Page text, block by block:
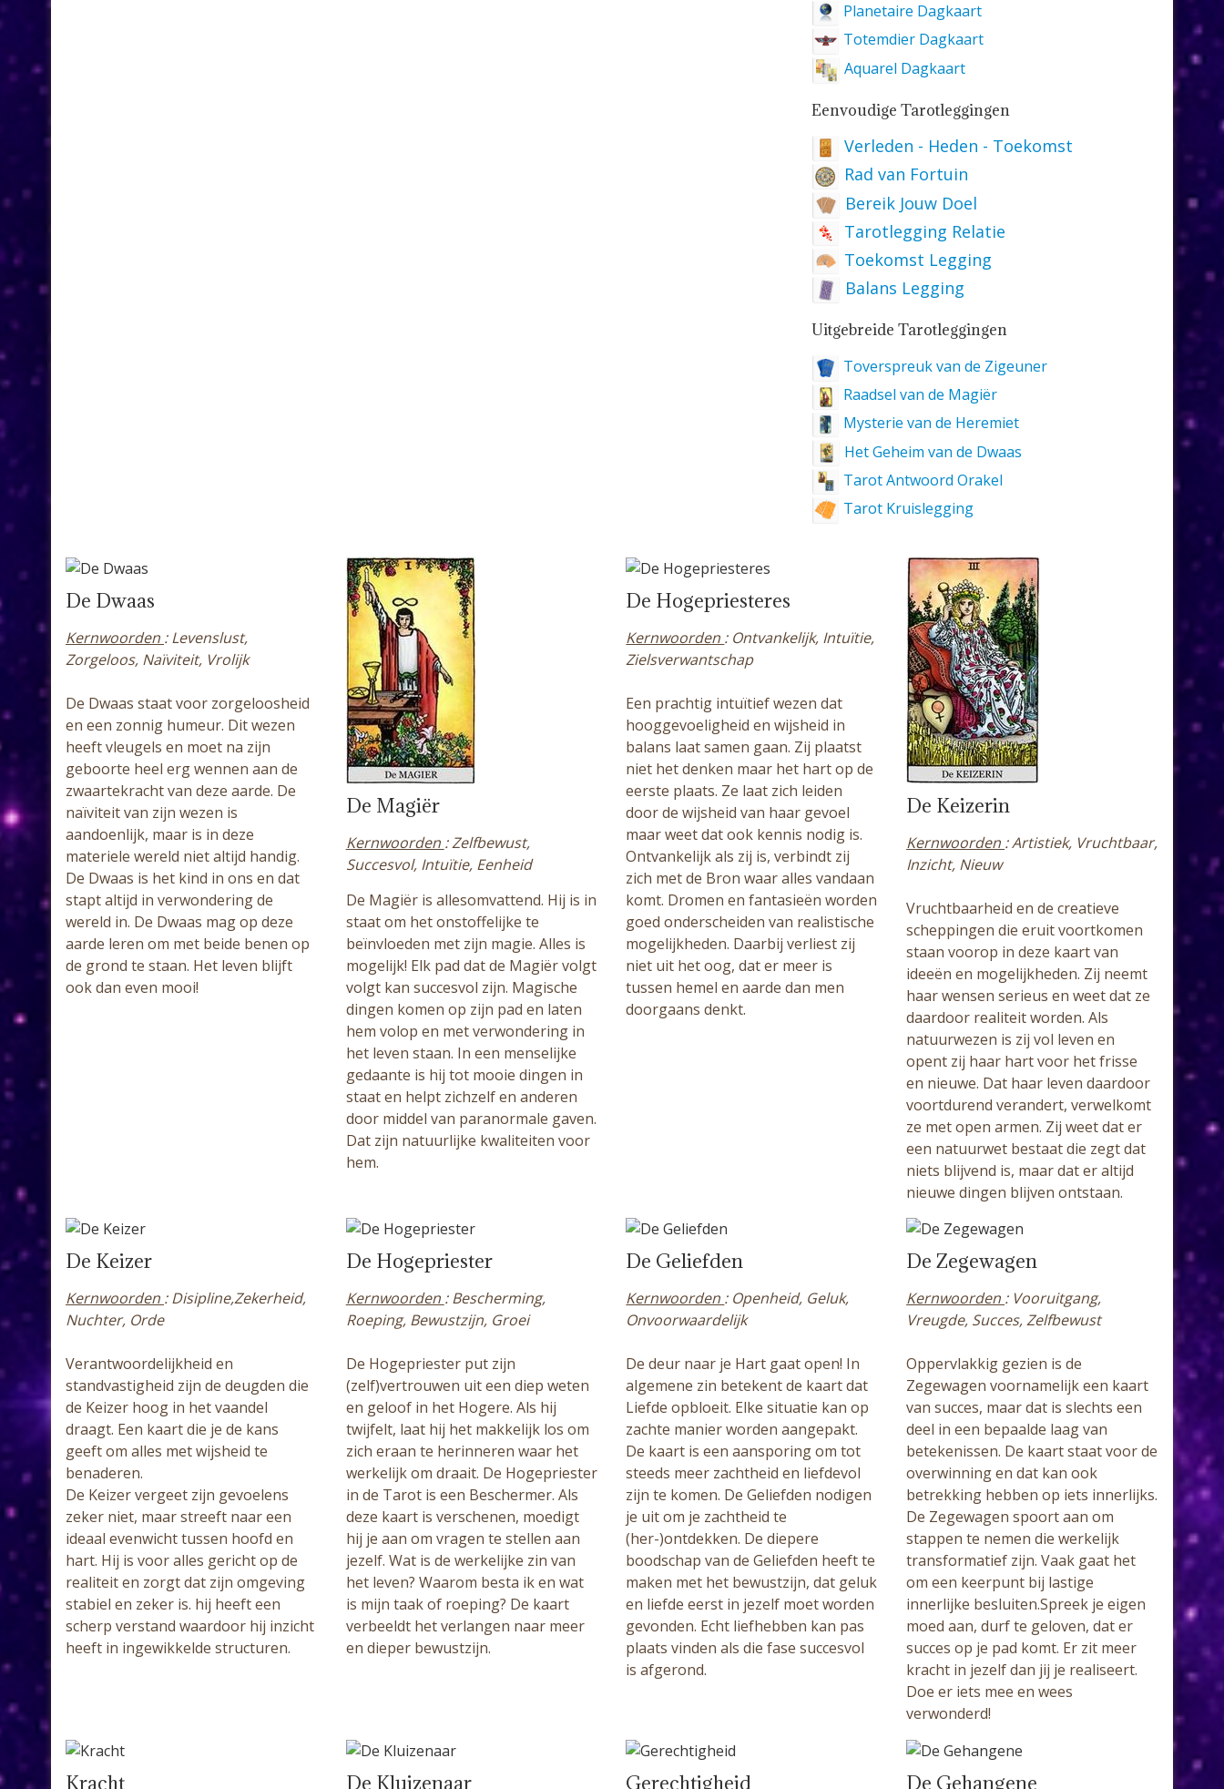
Planetaire Dagkaart
Totemdier Dagkaart
Aquarel Dagkaart
Eenvoudige Tarotleggingen
Verleden - Heden - Toekomst
Rad van Fortuin
Bereik Jouw Doel
Tarotlegging Relatie
Toekomst Legging
Balans Legging
Uitgebreide Tarotleggingen
Toverspreuk van de Zigeuner
Raadsel van de Magiër
Mysterie van de Heremiet
Het Geheim van de Dwaas
Tarot Antwoord Orakel
Tarot Kruislegging
De Dwaas
Kernwoorden : Levenslust,
Zorgeloos, Naïviteit, Vrolijk
De Dwaas staat voor zorgeloosheid
en een zonnig humeur. Dit wezen
heeft vleugels en moet na zijn
geboorte heel erg wennen aan de
zwaartekracht van deze aarde. De
naïviteit van zijn wezen is
aandoenlijk, maar is in deze
materiele wereld niet altijd handig.
De Dwaas is het kind in ons en dat
stapt altijd in verwondering de
wereld in. De Dwaas mag op deze
aarde leren om met beide benen op
de grond te staan. Het leven blijft
ook dan even mooi!
De Magiër
Kernwoorden : Zelfbewust,
Succesvol, Intuïtie, Eenheid
De Magiër is allesomvattend. Hij is in
staat om het onstoffelijke te
beïnvloeden met zijn magie. Alles is
mogelijk! Elk pad dat de Magiër volgt
volgt kan succesvol zijn. Magische
dingen komen op zijn pad en laten
hem volop en met verwondering in
het leven staan. In een menselijke
gedaante is hij tot mooie dingen in
staat en helpt zichzelf en anderen
door middel van paranormale gaven.
Dat zijn natuurlijke kwaliteiten voor
hem.
De Hogepriesteres
Kernwoorden : Ontvankelijk, Intuïtie,
Zielsverwantschap
Een prachtig intuïtief wezen dat
hooggevoeligheid en wijsheid in
balans laat samen gaan. Zij plaatst
niet het denken maar het hart op de
eerste plaats. Ze laat zich leiden
door de wijsheid van haar gevoel
maar weet dat ook kennis nodig is.
Ontvankelijk als zij is, verbindt zij
zich met de Bron waar alles vandaan
komt. Dromen en fantasieën worden
goed onderscheiden van realistische
mogelijkheden. Daarbij verliest zij
niet uit het oog, dat er meer is
tussen hemel en aarde dan men
doorgaans denkt.
De Keizerin
Kernwoorden : Artistiek, Vruchtbaar,
Inzicht, Nieuw
Vruchtbaarheid en de creatieve
scheppingen die eruit voortkomen
staan voorop in deze kaart van
ideeën en mogelijkheden. Zij neemt
haar wensen serieus en weet dat ze
daardoor realiteit worden. Als
natuurwezen is zij vol leven en
opent zij haar hart voor het frisse
en nieuwe. Dat haar leven daardoor
voortdurend verandert, verwelkomt
ze met open armen. Zij weet dat er
een natuurwet bestaat die zegt dat
niets blijvend is, maar dat er altijd
nieuwe dingen blijven ontstaan.
De Keizer
Kernwoorden : Disipline,Zekerheid,
Nuchter, Orde
Verantwoordelijkheid en
standvastigheid zijn de deugden die
de Keizer hoog in het vaandel
draagt. Een kaart die je de kans
geeft om alles met wijsheid te
benaderen.
De Keizer vergeet zijn gevoelens
zeker niet, maar streeft naar een
ideaal evenwicht tussen hoofd en
hart. Hij is voor alles gericht op de
realiteit en zorgt dat zijn omgeving
stabiel en zeker is. hij heeft een
scherp verstand waardoor hij inzicht
heeft in ingewikkelde structuren.
De Hogepriester
Kernwoorden : Bescherming,
Roeping, Bewustzijn, Groei
De Hogepriester put zijn
(zelf)vertrouwen uit een diep weten
en geloof in het Hogere. Als hij
twijfelt, laat hij het makkelijk los om
zich eraan te herinneren waar het
werkelijk om draait. De Hogepriester
in de Tarot is een Beschermer. Als
deze kaart is verschenen, moedigt
hij je aan om vragen te stellen aan
jezelf. Wat is de werkelijke zin van
het leven? Waarom besta ik en wat
is mijn taak of roeping? De kaart
verbeeldt het verlangen naar meer
en dieper bewustzijn.
De Geliefden
Kernwoorden : Openheid, Geluk,
Onvoorwaardelijk
De deur naar je Hart gaat open! In
algemene zin betekent de kaart dat
Liefde opbloeit. Elke situatie kan op
zachte manier worden aangepakt.
De kaart is een aansporing om tot
steeds meer zachtheid en liefdevol
zijn te komen. De Geliefden nodigen
je uit om je zachtheid te
(her-)ontdekken. De diepere
boodschap van de Geliefden heeft te
maken met het bewustzijn, dat geluk
en liefde eerst in jezelf moet worden
gevonden. Echt liefhebben kan pas
plaats vinden als die fase succesvol
is afgerond.
De Zegewagen
Kernwoorden : Vooruitgang,
Vreugde, Succes, Zelfbewust
Oppervlakkig gezien is de
Zegewagen voornamelijk een kaart
van succes, maar dat is slechts een
deel in een bepaalde laag van
betekenissen. De kaart staat voor de
overwinning en dat kan ook
betrekking hebben op iets innerlijks.
De Zegewagen spoort aan om
stappen te nemen die werkelijk
transformatief zijn. Vaak gaat het
om een keerpunt bij lastige
innerlijke besluiten.Spreek je eigen
moed aan, durf te geloven, dat er
succes op je pad komt. Er zit meer
kracht in jezelf dan jij je realiseert.
Doe er iets mee en wees
verwonderd!
Kracht De Kluizenaar Gerechtigheid De Gehangene